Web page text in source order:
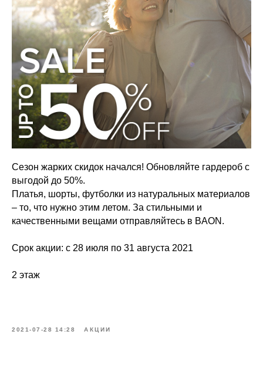
Сезон жарких скидок начался! Обновляйте гардероб с
выгодой до 50%.
Платья, шорты, футболки из натуральных материалов
– то, что нужно этим летом. За стильными и
качественными вещами отправляйтесь в BAON.
Срок акции: с 28 июля по 31 августа 2021
2 этаж
2021-07-28 14:28 АКЦИИ